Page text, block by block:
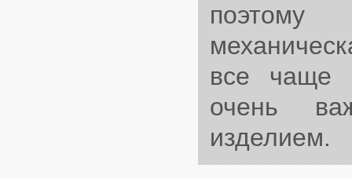
поэтому
все чаще
очень
изделием.